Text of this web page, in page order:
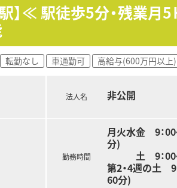
ス残業や事務の調剤補助は一切認めて
サポートに力を入れています。
制度の導入などを進め、薬剤師が成
の負担軽減のためベビーシッターサー
組んでいる企業として「くるみん」認定
を追求した職場環境と、ライフステー
り、ご自宅から通勤できないエリア
ではなく、マネジメントや経営企画
駅】≪ 駅徒歩5分・残
転勤なし 車通勤可 高給与(600万円以上)
法人名 非公開
勤務時間
月火水金 9：
分)
土 9：00～
第2・4週の土
60分)